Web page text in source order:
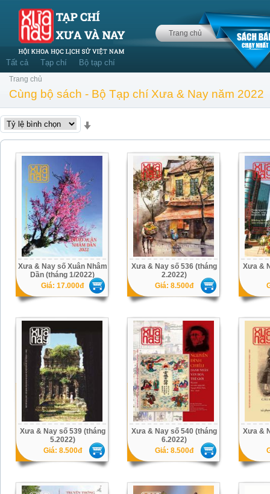
Trang chủ
Tất cả Tạp chí Bộ tạp chí
Trang chủ
Cùng bộ sách - Bộ Tạp chí Xưa & Nay năm 2022
Xưa & Nay số Xuân Nhâm
Dần (tháng 1/2022)
Giá: 17.000đ
Xưa & Nay số 536 (tháng
2.2022)
Giá: 8.500đ
Xưa &
Xưa & Nay số 539 (tháng
5.2022)
Giá: 8.500đ
Xưa & Nay số 540 (tháng
6.2022)
Giá: 8.500đ
Xưa &